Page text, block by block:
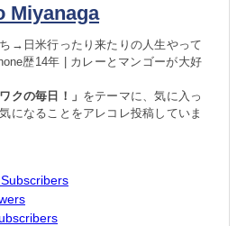
Miyanaga
→日米行ったり来たりの人生やって
歴14年 | カレーとマンゴーが大好
クの毎日！」 をテーマに、気に入っ
になることをアレコレ投稿していま
Subscribers